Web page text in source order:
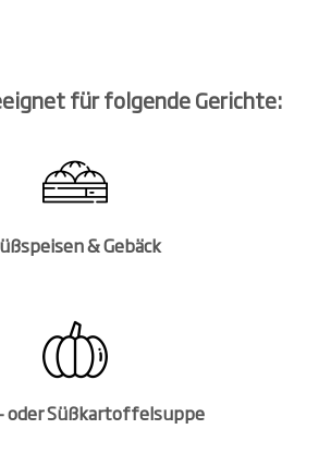
für folgende Gerichte:
& Gebäck
oder Süßkartoffelsuppe